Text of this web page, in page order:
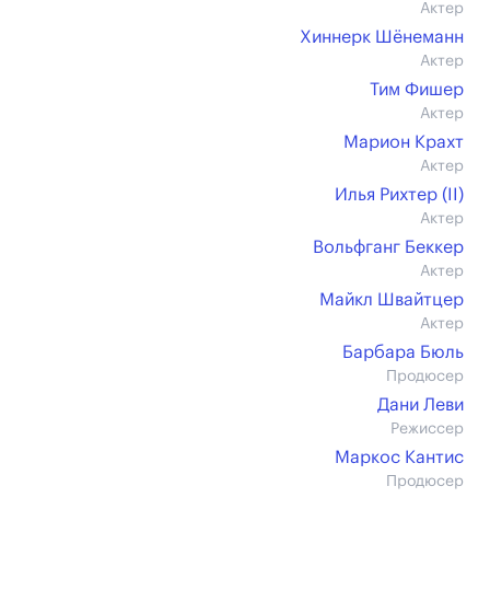
Актер
Хиннерк Шёнеманн
Актер
Тим Фишер
Актер
Марион Крахт
Актер
Илья Рихтер (II)
Актер
Вольфганг Беккер
Актер
Майкл Швайтцер
Актер
Барбара Бюль
Продюсер
Дани Леви
Режиссер
Маркос Кантис
Продюсер